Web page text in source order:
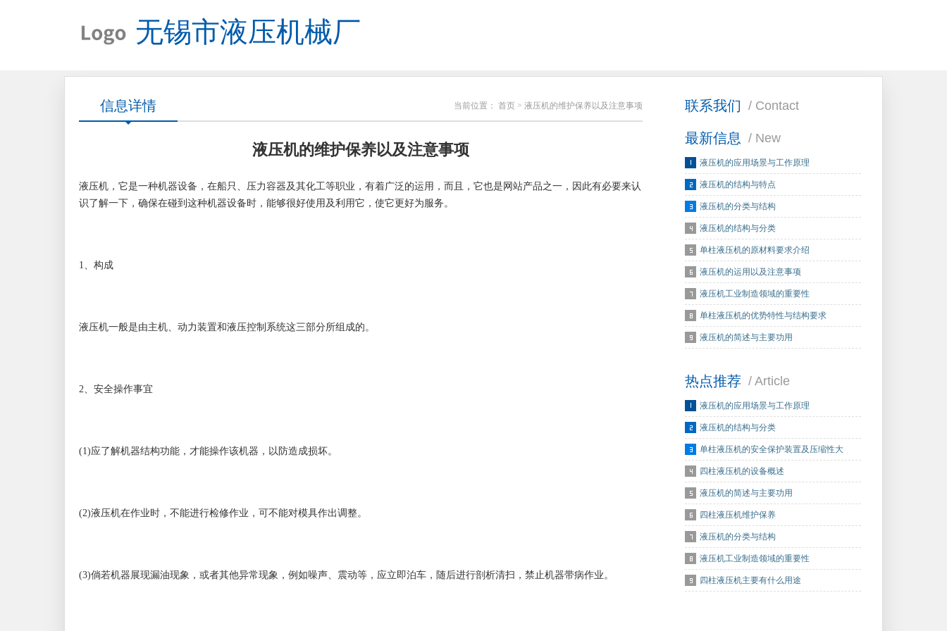
无锡市液压机械厂
联系我们 / Contact
最新信息 / New
液压机的应用场景与工作原理
液压机的结构与特点
液压机的分类与结构
液压机的结构与分类
单柱液压机的原材料要求介绍
液压机的运用以及注意事项
液压机工业制造领域的重要性
单柱液压机的优势特性与结构要求
液压机的简述与主要功用
热点推荐 / Article
液压机的应用场景与工作原理
液压机的结构与分类
单柱液压机的安全保护装置及压缩性大
四柱液压机的设备概述
液压机的简述与主要功用
四柱液压机维护保养
液压机的分类与结构
液压机工业制造领域的重要性
四柱液压机主要有什么用途
信息详情 当前位置： 首页 > 液压机的维护保养以及注意事项
液压机的维护保养以及注意事项
液压机，它是一种机器设备，在船只、压力容器及其化工等职业，有着广泛的运用，而且，它也是网站产品之一，因此有必要来认
识了解一下，确保在碰到这种机器设备时，能够很好使用及利用它，使它更好为服务。
1、构成
液压机一般是由主机、动力装置和液压控制系统这三部分所组成的。
2、安全操作事宜
(1)应了解机器结构功能，才能操作该机器，以防造成损坏。
(2)液压机在作业时，不能进行检修作业，可不能对模具作出调整。
(3)倘若机器展现漏油现象，或者其他异常现象，例如噪声、震动等，应立即泊车，随后进行剖析清扫，禁止机器带病作业。